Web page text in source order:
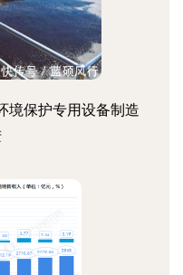
境保护专用设备制造